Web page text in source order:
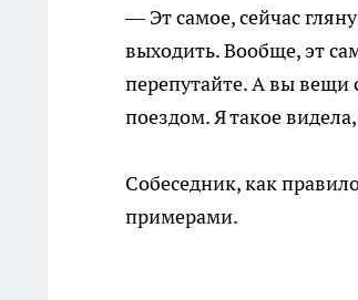
— Эт самое, сейчас
выходить. Вообще, эт
перепутайте. А вы вещи
поездом. Я такое видела,
Собеседник, как
примерами.